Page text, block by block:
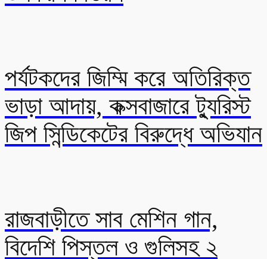
পর্যটকদের জিম্মি করে অতিরিক্ত
ভাড়া আদায়, কক্সবাজারে ট্যুরিস্ট
জিপ সিন্ডিকেটের বিরুদ্ধে অভিযান
রাজবাড়ীতে সাব মেশিন গান,
বিদেশি পিস্তল ও গুলিসহ ২